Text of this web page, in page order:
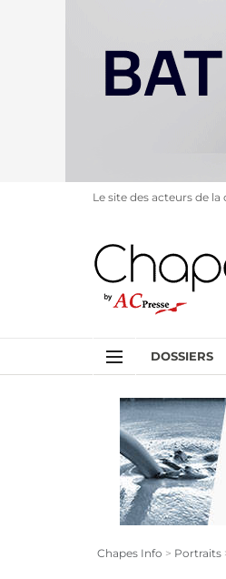
Le site des acteurs de la
DOSSIERS
Chapes Info > Portraits